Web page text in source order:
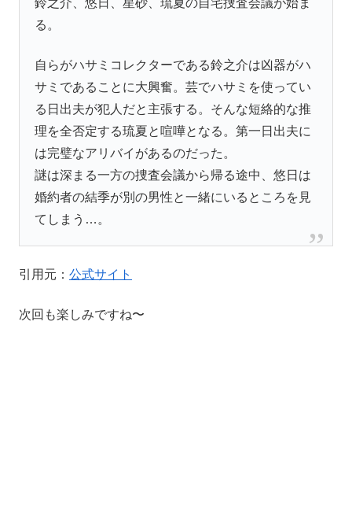
鈴之介、悠日、星砂、琉夏の自宅捜査会議が始ま
る。
自らがハサミコレクターである鈴之介は凶器がハ
サミであることに大興奮。芸でハサミを使ってい
る日出夫が犯人だと主張する。そんな短絡的な推
理を全否定する琉夏と喧嘩となる。第一日出夫に
は完璧なアリバイがあるのだった。
謎は深まる一方の捜査会議から帰る途中、悠日は
婚約者の結季が別の男性と一緒にいるところを見
てしまう…。
引用元： 公式サイト
次回も楽しみですね〜